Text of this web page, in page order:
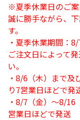
※夏季休業日のご
誠に勝手ながら、
す。
・夏季休業期間：
ご注文日によって
い。
・8/6（木）まで
り7営業日ほどで発
・8/7（金）～8/
営業日ほどで発送